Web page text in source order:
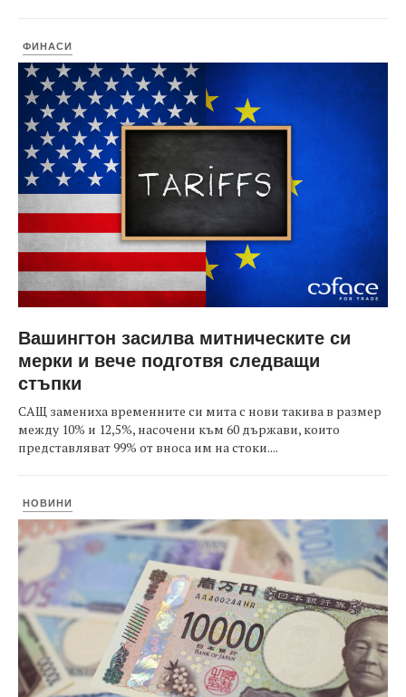
ФИНАСИ
Вашингтон засилва митническите си
мерки и вече подготвя следващи
стъпки
САЩ замениха временните си мита с нови такива в размер
между 10% и 12,5%, насочени към 60 държави, които
представляват 99% от вноса им на стоки....
НОВИНИ